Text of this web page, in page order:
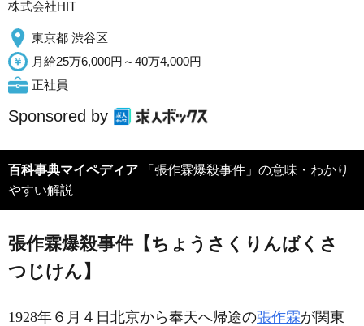
株式会社HIT
東京都 渋谷区
月給25万6,000円～40万4,000円
正社員
Sponsored by
百科事典マイペディア 「張作霖爆殺事件」の意味・わかり
やすい解説
張作霖爆殺事件【ちょうさくりんばくさ
つじけん】
1928年６月４日北京から奉天へ帰途の張作霖が関東